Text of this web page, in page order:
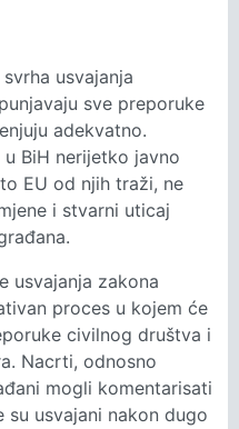
usvajanja
sve preporuke
adekvatno.
BiH nerijetko javno
EU od njih traži, ne
i stvarni uticaj
usvajanja zakona
proces u kojem će
civilnog društva i
Nacrti, odnosno
mogli komentarisati
usvajani nakon dugo